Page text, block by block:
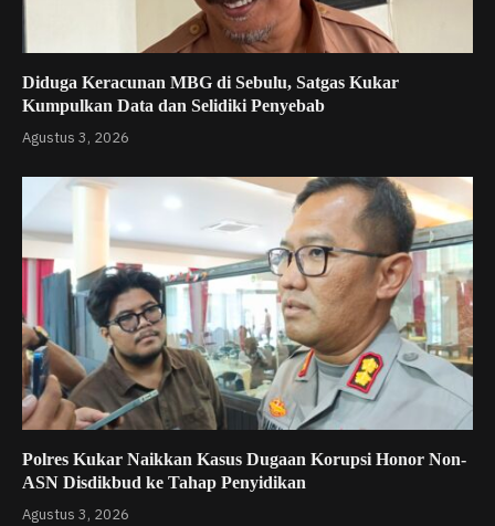
Diduga Keracunan MBG di Sebulu, Satgas Kukar
Kumpulkan Data dan Selidiki Penyebab
Agustus 3, 2026
Polres Kukar Naikkan Kasus Dugaan Korupsi Honor Non-
ASN Disdikbud ke Tahap Penyidikan
Agustus 3, 2026